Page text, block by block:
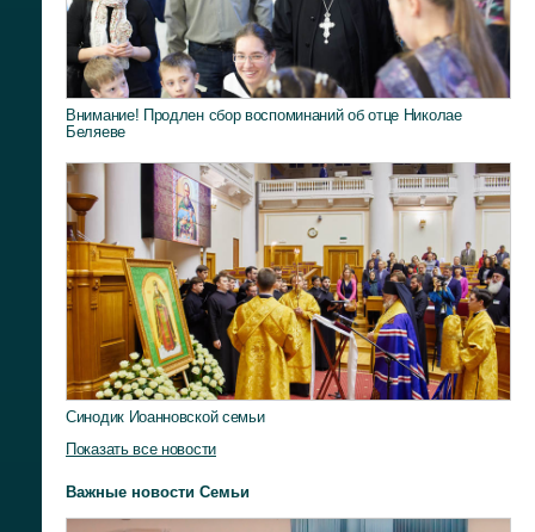
Внимание! Продлен сбор воспоминаний об отце Николае
Беляеве
Синодик Иоанновской семьи
Показать все новости
Важные новости Семьи